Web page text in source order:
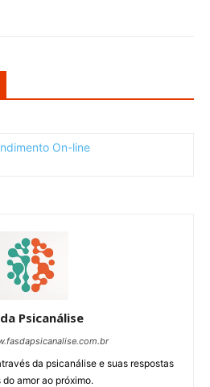
Psicanálise
da psicanálise e suas respostas
amor ao próximo.